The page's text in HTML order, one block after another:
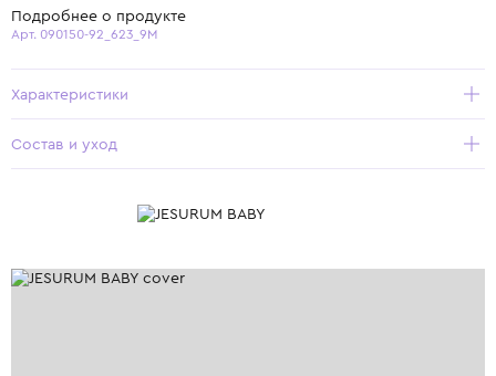
Подробнее о продукте
Арт. 090150-92_623_9M
Характеристики
Состав и уход